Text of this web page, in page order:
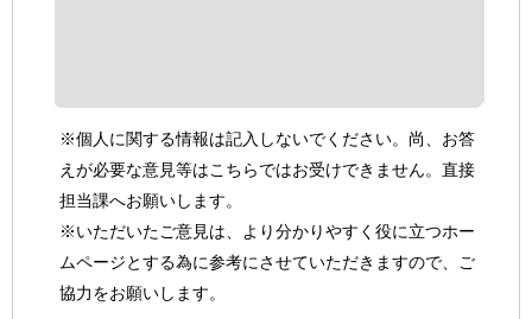
※個人に関する情報は記入しないでください。尚、お答
えが必要な意見等はこちらではお受けできません。直接
担当課へお願いします。
※いただいたご意見は、より分かりやすく役に立つホー
ムページとする為に参考にさせていただきますので、ご
協力をお願いします。